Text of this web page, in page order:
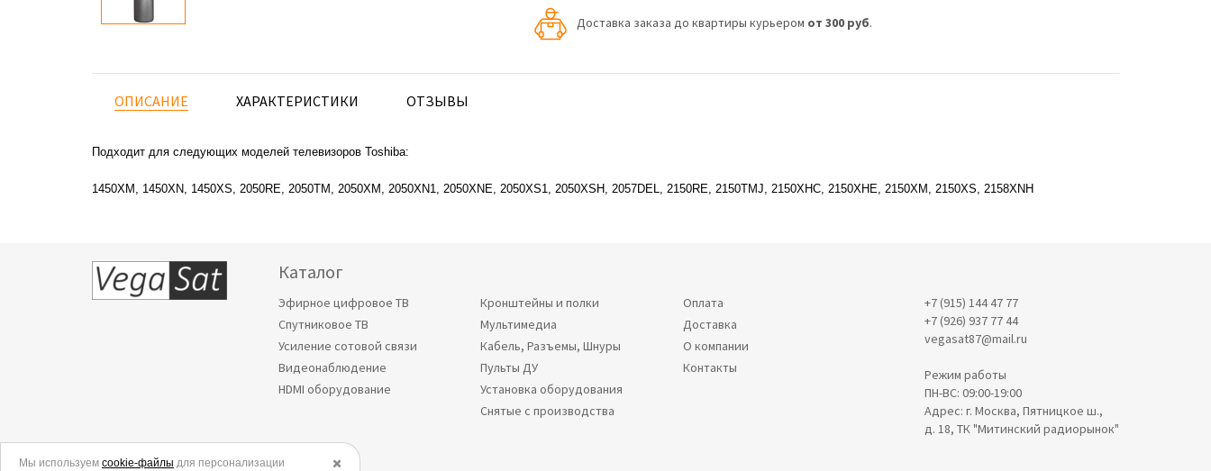
Доставка заказа до квартиры курьером от 300 руб.
ОПИСАНИЕ ХАРАКТЕРИСТИКИ ОТЗЫВЫ
Подходит для следующих моделей телевизоров Toshiba:
1450XM, 1450XN, 1450XS, 2050RE, 2050TM, 2050XM, 2050XN1, 2050XNE, 2050XS1, 2050XSH, 2057DEL, 2150RE, 2150TMJ, 2150XHC, 2150XHE, 2150XM, 2150XS, 2158XNH
Каталог
Эфирное цифровое ТВ
Спутниковое ТВ
Усиление сотовой связи
Видеонаблюдение
HDMI оборудование
Кронштейны и полки
Мультимедиа
Кабель, Разъемы, Шнуры
Пульты ДУ
Установка оборудования
Снятые с производства
Оплата
Доставка
О компании
Контакты
+7 (915) 144 47 77
+7 (926) 937 77 44
vegasat87@mail.ru
Режим работы
ПН-ВС: 09:00-19:00
Адрес: г. Москва, Пятницкое ш.,
д. 18, ТК "Митинский радиорынок"
© 2006-2026. ✖️
Мы используем cookie-файлы для персонализации